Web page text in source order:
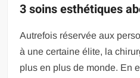
3 soins esthétiques
Autrefois réservée aux
à une certaine élite, la
plus en plus de monde. En